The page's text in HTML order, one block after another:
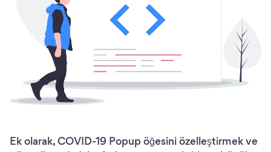
Ek olarak, COVID-19 Popup öğesini özelleştirmek ve